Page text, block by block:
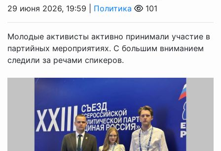
29 июня 2026, 19:59 | Политика 101
Молодые активисты активно принимали участие в
партийных мероприятиях. С большим вниманием
следили за речами спикеров.